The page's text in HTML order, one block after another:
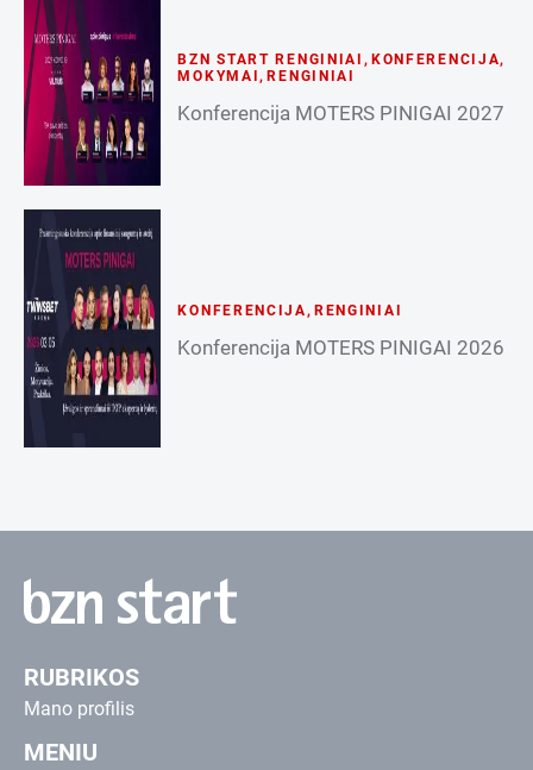
BZN START RENGINIAI , KONFERENCIJA,
MOKYMAI ,RENGINIAI
Konferencija MOTERS PINIGAI 2027
KONFERENCIJA, RENGINIAI
Konferencija MOTERS PINIGAI 2026
RUBRIKOS
Mano profilis
MENIU